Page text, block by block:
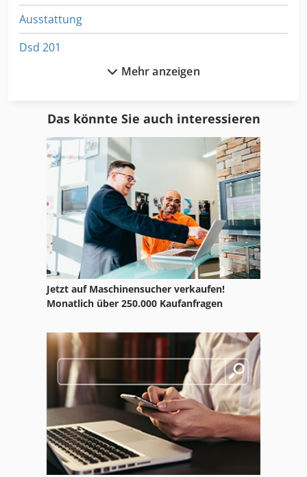
Ausstattung
Dsd 201
Gkt 60
Hsc 20 Linear
Ka 77
Kgs 1670
Kombi Maschine
Maschinentransporter
Nc Teilapparat
Neophot 2
Ng 200
Partyservice Ausstattung
Mehr anzeigen
Das könnte Sie auch interessieren
Jetzt auf Maschinensucher verkaufen!
Monatlich über 250.000 Kaufanfragen